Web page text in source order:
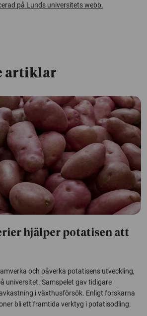
på Lunds universitets webb.
artiklar
hjälper potatisen att
och påverka potatisens utveckling,
universitet. Samspelet gav tidigare
i växthusförsök. Enligt forskarna
bli ett framtida verktyg i potatisodling.